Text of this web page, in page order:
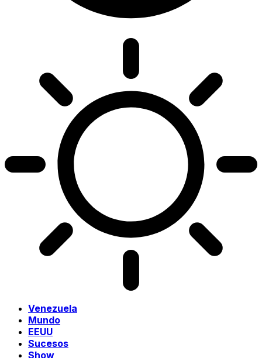
Venezuela
Mundo
EEUU
Sucesos
Show